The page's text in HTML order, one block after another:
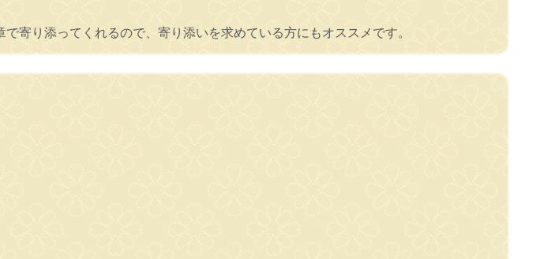
寄り添ってくれるので、寄り添いを求めている方にもオススメです。